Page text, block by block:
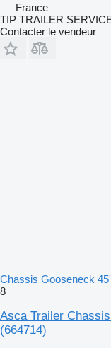
France
TIP TRAILER
Contacter le vendeur
Chassis Gooseneck
8
Asca Trailer
(664714)